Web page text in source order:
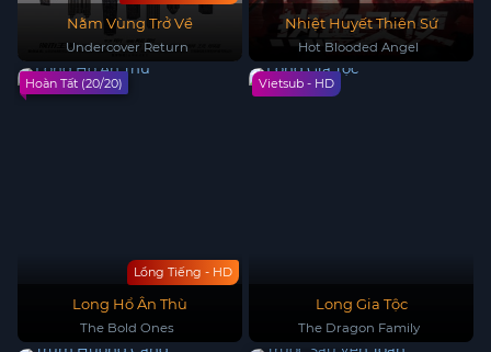
Nằm Vùng Trở Về
Undercover Return
Nhiệt Huyết Thiên Sứ
Hot Blooded Angel
Lồng Tiếng - HD
Hoàn Tất (20/20)
Long Hổ Ân Thù
The Bold Ones
Vietsub - HD
Long Gia Tộc
The Dragon Family